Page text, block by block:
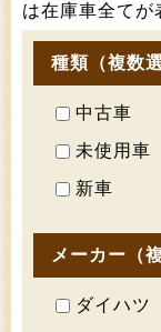
は在庫車全てが
種類（複数
中古車
未使用車
新車
メーカー（
ダイハツ